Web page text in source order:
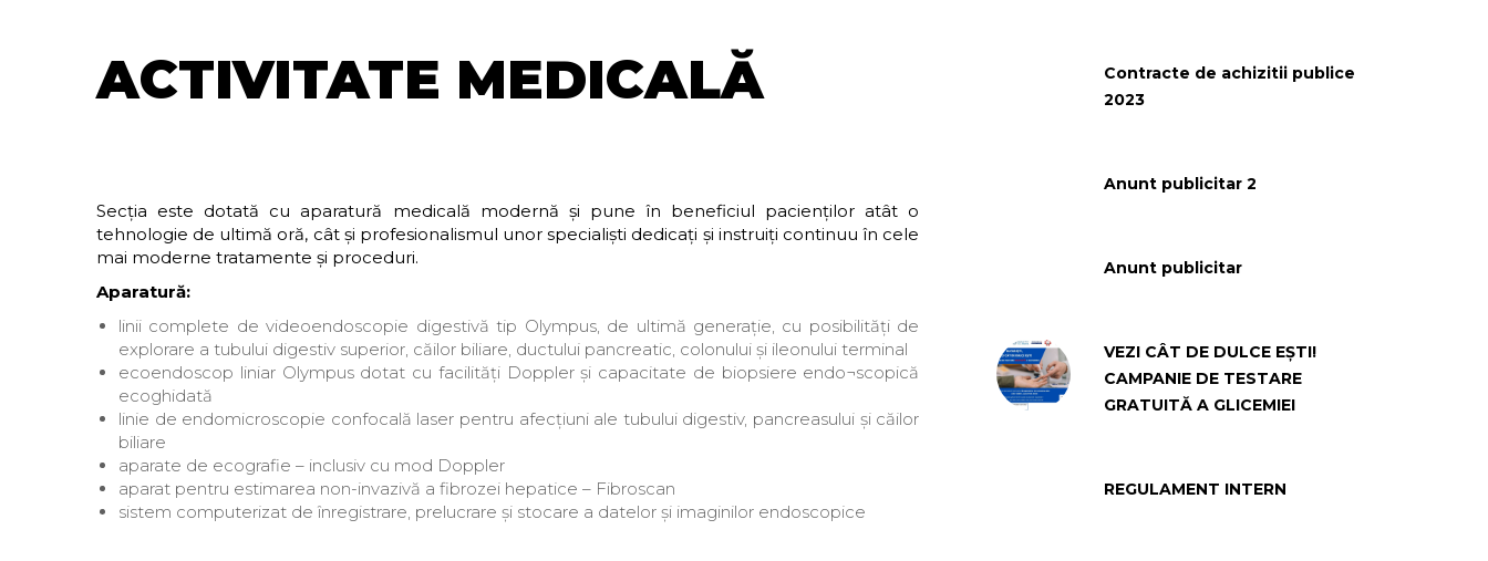
ACTIVITATE MEDICALĂ
Secția este dotată cu aparatură medicală modernă și pune în beneficiul pacienților atât o
tehnologie de ultimă oră, cât și profesionalismul unor specialiști dedicați și instruiți continuu în cele
mai moderne tratamente și proceduri.
Aparatură:
linii complete de videoendoscopie digestivă tip Olympus, de ultimă generaţie, cu posibilităţi de
explorare a tubului digestiv superior, căilor biliare, ductului pancreatic, colonului şi ileonului terminal
ecoendoscop liniar Olympus dotat cu facilităţi Doppler şi capacitate de biopsiere endo¬scopică
ecoghidată
linie de endomicroscopie confocală laser pentru afecțiuni ale tubului digestiv, pancreasului și căilor
biliare
aparate de ecografie – inclusiv cu mod Doppler
aparat pentru estimarea non-invazivă a fibrozei hepatice – Fibroscan
sistem computerizat de înregistrare, prelucrare şi stocare a datelor şi imaginilor endoscopice
Contracte de achizitii publice
2023
Anunt publicitar 2
Anunt publicitar
VEZI CÂT DE DULCE EȘTI!
CAMPANIE DE TESTARE
GRATUITĂ A GLICEMIEI
REGULAMENT INTERN